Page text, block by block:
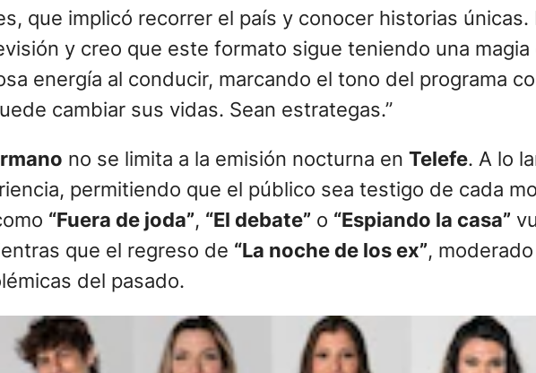
que implicó recorrer el país y conocer historias
y creo que este formato sigue teniendo una magia
energía al conducir, marcando el tono del programa
cambiar sus vidas. Sean estrategas.”
no se limita a la emisión nocturna en Telefe. A lo
permitiendo que el público sea testigo de cada
“Fuera de joda”, “El debate” o “Espiando la casa”
que el regreso de “La noche de los ex”,
del pasado.